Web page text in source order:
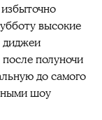
высокие
диджеи
полуночи
до самого
шоу